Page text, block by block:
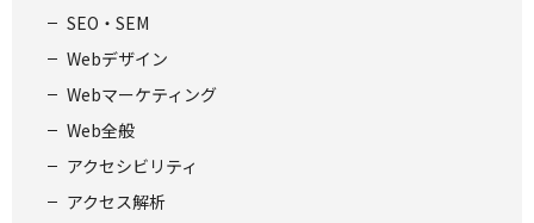
SEO・SEM
Webデザイン
Webマーケティング
Web全般
アクセシビリティ
アクセス解析